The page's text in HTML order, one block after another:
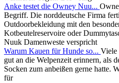
Anke testet die Owney Nuu...
Begriff. Die norddeutsche Firma
Outdoorbekleidung mit den
Kotbeutelreservoire oder
Nuuk Damenweste verspricht
Warum Kauen für Hunde so... Viele
gut an die Welpenzeit erinnern, als
Socken zum anbeißen gerne hatte.
für